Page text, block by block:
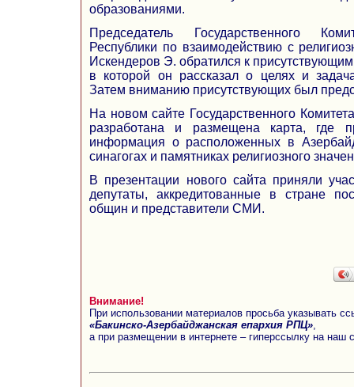
образованиями.
Председатель Государственного
Республики по взаимодействию с
Искендеров Э. обратился к
в которой он рассказал о целях и
Затем вниманию присутствующих был
На новом сайте Государственного
разработана и размещена карта, где
информация о расположенных в
синагогах и памятниках религиозного
В презентации нового сайта приняли
депутаты, аккредитованные в стране
общин и представители СМИ.
Внимание!
При использовании материалов просьба указывать
«Бакинско-Азербайджанская епархия РПЦ»
а при размещении в интернете – гиперссылку на наш